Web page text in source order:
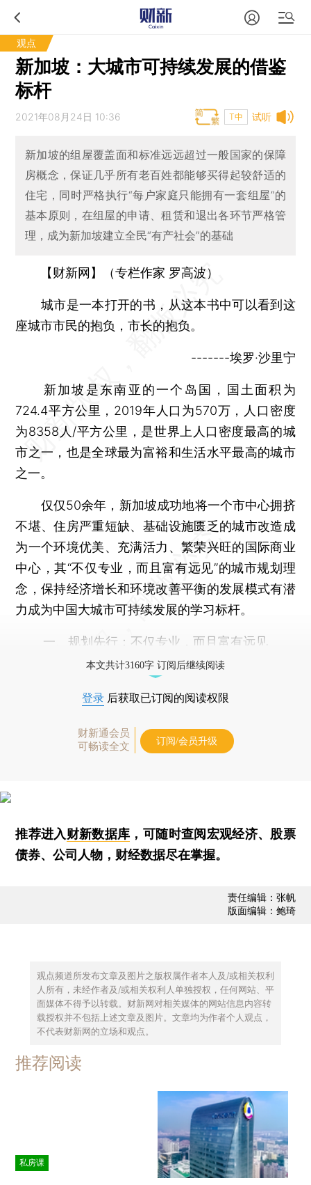
观点
新加坡：大城市可持续发展的借鉴
标杆
试听
2021年08月24日 10:36 T中
新加坡的组屋覆盖面和标准远远超过一般国家的保障
房概念，保证几乎所有老百姓都能够买得起较舒适的
住宅，同时严格执行“每户家庭只能拥有一套组屋”的
基本原则，在组屋的申请、租赁和退出各环节严格管
理，成为新加坡建立全民“有产社会”的基础
【财新网】（专栏作家 罗高波）
城市是一本打开的书，从这本书中可以看到这
座城市市民的抱负，市长的抱负。
-------埃罗·沙里宁
新加坡是东南亚的一个岛国，国土面积为
724.4平方公里，2019年人口为570万，人口密度
为8358人/平方公里，是世界上人口密度最高的城
市之一，也是全球最为富裕和生活水平最高的城市
之一。
仅仅50余年，新加坡成功地将一个市中心拥挤
不堪、住房严重短缺、基础设施匮乏的城市改造成
为一个环境优美、充满活力、繁荣兴旺的国际商业
中心，其“不仅专业，而且富有远见”的城市规划理
念，保持经济增长和环境改善平衡的发展模式有潜
力成为中国大城市可持续发展的学习标杆。
一、规划先行：不仅专业，而且富有远见
本文共计3160字 订阅后继续阅读
登录 后获取已订阅的阅读权限
财新通会员
可畅读全文
订阅/会员升级
推荐进入财新数据库 ，可随时查阅宏观经济、股票
债券、公司人物，财经数据尽在掌握。
责任编辑：张帆
版面编辑：鲍琦
观点频道所发布文章及图片之版权属作者本人及/或相关权利
人所有，未经作者及/或相关权利人单独授权，任何网站、平
面媒体不得予以转载。财新网对相关媒体的网站信息内容转
载授权并不包括上述文章及图片。文章均为作者个人观点，
不代表财新网的立场和观点。
推荐阅读
私房课